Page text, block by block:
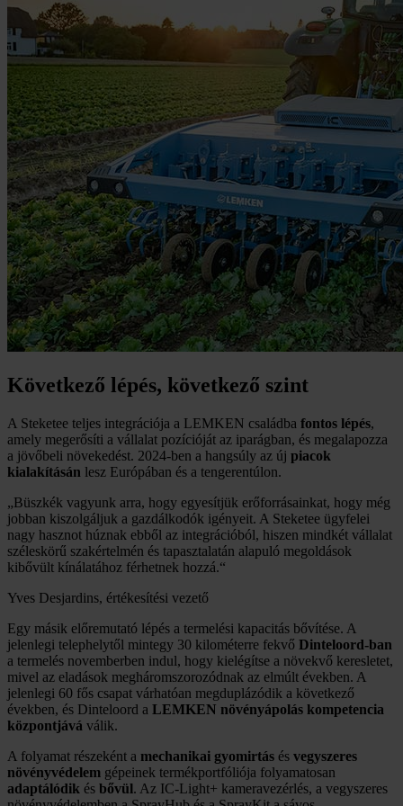
Következő lépés, következő szint
A Steketee teljes integrációja a LEMKEN családba fontos lépés,
amely megerősíti a vállalat pozícióját az iparágban, és megalapozza
a jövőbeli növekedést. 2024-ben a hangsúly az új piacok
kialakításán lesz Európában és a tengerentúlon.
„Büszkék vagyunk arra, hogy egyesítjük erőforrásainkat, hogy még
jobban kiszolgáljuk a gazdálkodók igényeit. A Steketee ügyfelei
nagy hasznot húznak ebből az integrációból, hiszen mindkét vállalat
széleskörű szakértelmén és tapasztalatán alapuló megoldások
kibővült kínálatához férhetnek hozzá.“
Yves Desjardins, értékesítési vezető
Egy másik előremutató lépés a termelési kapacitás bővítése. A
jelenlegi telephelytől mintegy 30 kilométerre fekvő Dinteloord-ban
a termelés novemberben indul, hogy kielégítse a növekvő keresletet,
mivel az eladások megháromszorozódnak az elmúlt években. A
jelenlegi 60 fős csapat várhatóan megduplázódik a következő
években, és Dinteloord a LEMKEN növényápolás kompetencia
központjává válik.
A folyamat részeként a mechanikai gyomirtás és vegyszeres
növényvédelem gépeinek termékportfóliója folyamatosan
adaptálódik és bővül. Az IC-Light+ kameravezérlés, a vegyszeres